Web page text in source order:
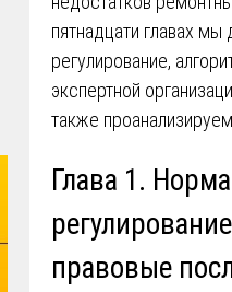
пятнадцати главах
регулирование,
экспертной
также
Глава 1.
правовые